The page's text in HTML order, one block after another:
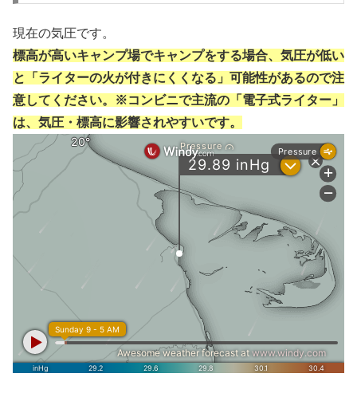
現在の気圧です。
標高が高いキャンプ場でキャンプをする場合、気圧が低い
と「ライターの火が付きにくくなる」可能性があるので注
意してください。※コンビニで主流の「電子式ライター」
は、気圧・標高に影響されやすいです。